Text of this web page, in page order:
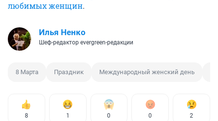
любимых женщин.
Илья Ненко
Шеф-редактор evergreen-редакции
8 Марта Праздник Международный женский день
8 1 0 0 2